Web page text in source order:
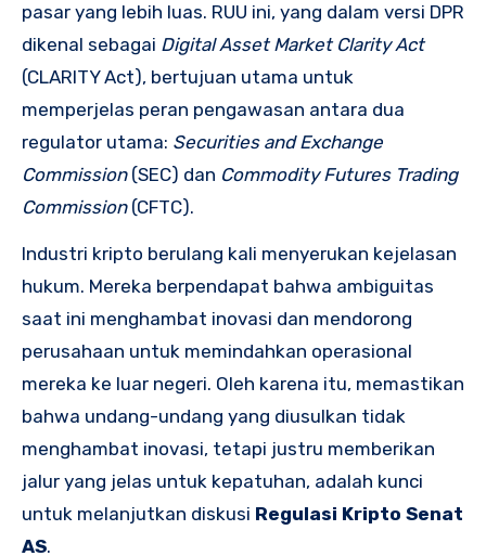
pasar yang lebih luas. RUU ini, yang dalam versi DPR
dikenal sebagai Digital Asset Market Clarity Act
(CLARITY Act), bertujuan utama untuk
memperjelas peran pengawasan antara dua
regulator utama: Securities and Exchange
Commission(SEC) dan Commodity Futures Trading
Commission(CFTC).
Industri kripto berulang kali menyerukan kejelasan
hukum. Mereka berpendapat bahwa ambiguitas
saat ini menghambat inovasi dan mendorong
perusahaan untuk memindahkan operasional
mereka ke luar negeri. Oleh karena itu, memastikan
bahwa undang-undang yang diusulkan tidak
menghambat inovasi, tetapi justru memberikan
jalur yang jelas untuk kepatuhan, adalah kunci
untuk melanjutkan diskusi Regulasi Kripto Senat
AS.